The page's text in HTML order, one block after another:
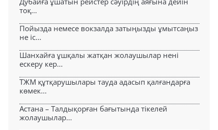
тоқ...
Пойызда немесе вокзалда затыңызды ұмытсаңыз
не іс...
Шанхайға ұшқалы жатқан жолаушылар нені
ескеру кер...
ТЖМ құтқарушылары тауда адасып қалғандарға
көмек...
Астана – Талдықорған бағытында тікелей
жолаушылар...